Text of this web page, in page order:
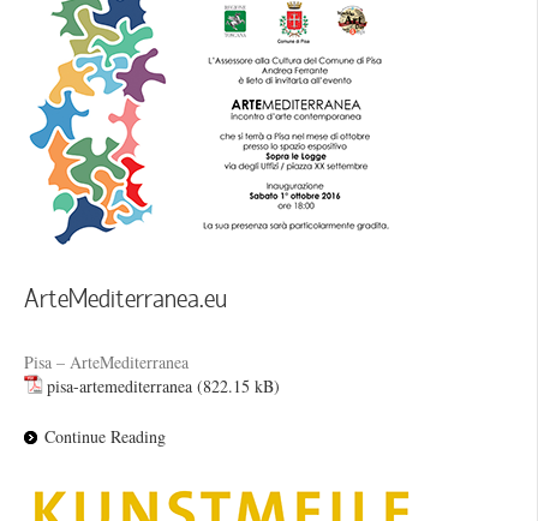
ArteMediterranea.eu
Pisa – ArteMediterranea
pisa-artemediterranea
Continue Reading